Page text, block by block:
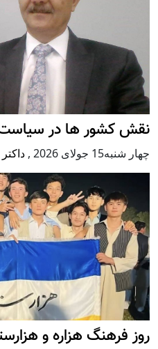
نقش کشور ها در
چهار شنبه15 جولای 2026 ,
روز فرهنگ هزاره و